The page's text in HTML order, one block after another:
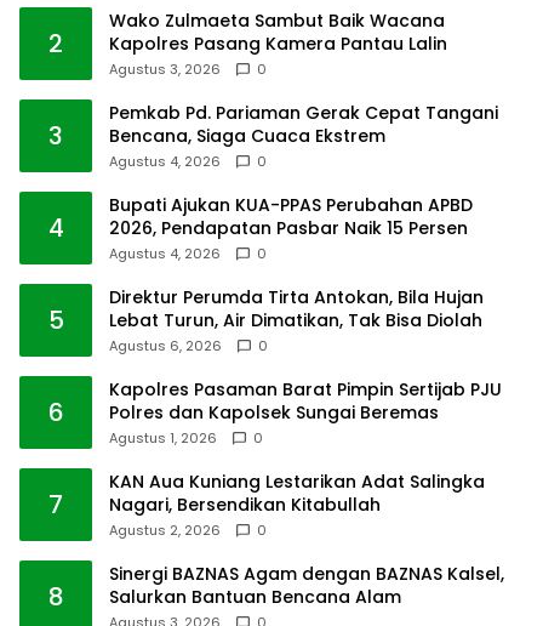
2
Wako Zulmaeta Sambut Baik Wacana
Kapolres Pasang Kamera Pantau Lalin
Agustus 3, 2026 0
3
Pemkab Pd. Pariaman Gerak Cepat Tangani
Bencana, Siaga Cuaca Ekstrem
Agustus 4, 2026 0
4
Bupati Ajukan KUA-PPAS Perubahan APBD
2026, Pendapatan Pasbar Naik 15 Persen
Agustus 4, 2026 0
5
Direktur Perumda Tirta Antokan, Bila Hujan
Lebat Turun, Air Dimatikan, Tak Bisa Diolah
Agustus 6, 2026 0
6
Kapolres Pasaman Barat Pimpin Sertijab PJU
Polres dan Kapolsek Sungai Beremas
Agustus 1, 2026 0
7
KAN Aua Kuniang Lestarikan Adat Salingka
Nagari, Bersendikan Kitabullah
Agustus 2, 2026 0
8
Sinergi BAZNAS Agam dengan BAZNAS Kalsel,
Salurkan Bantuan Bencana Alam